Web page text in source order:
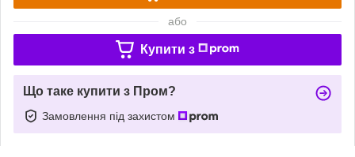
або
Купити з
Що таке купити з Пром?
Замовлення під захистом